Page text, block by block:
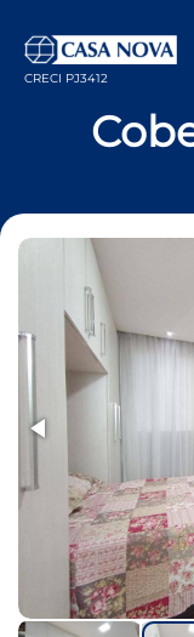
CRECI PJ3412